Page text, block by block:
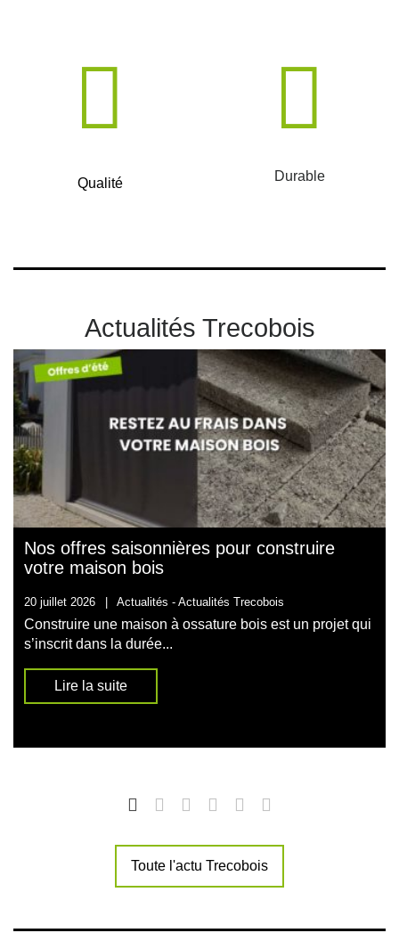
Qualité Durable
Actualités Trecobois
Nos offres saisonnières pour construire
votre maison bois
20 juillet 2026 Actualités - Actualités Trecobois
Construire une maison à ossature bois est un projet qui
s’inscrit dans la durée...
Lire la suite
Toute l'actu Trecobois